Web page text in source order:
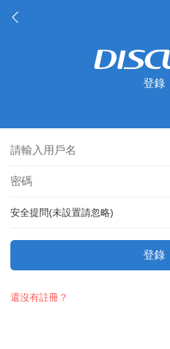
登錄
安全提問(未設置請忽略)
登錄
還沒有註冊？